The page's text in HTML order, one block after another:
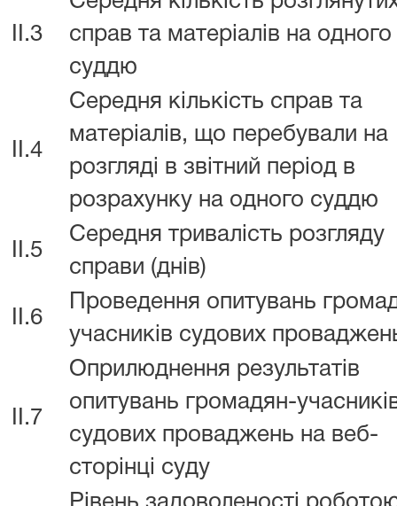
II.3
справ та матеріалів на одного
суддю
II.4
Середня кількість справ та
матеріалів, що перебували на
розгляді в звітний період в
розрахунку на одного суддю
II.5
Середня тривалість розгляду
справи (днів)
II.6
Проведення опитувань
учасників судових
II.7
Оприлюднення результатів
опитувань громадян-
судових проваджень на веб-
сторінці суду